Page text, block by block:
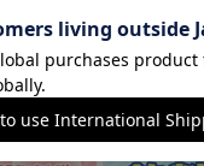
▼ 食品・飲料おすすめ ▼